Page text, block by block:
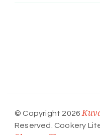
© Copyright 2026
Reserved. Cookery